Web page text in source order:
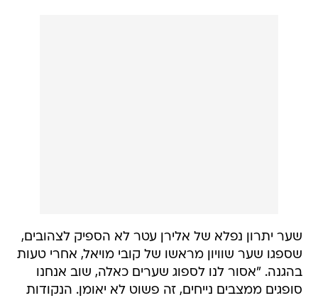
שער יתרון נפלא של אלירן עטר לא הספיק לצהובים,
שספגו שער שוויון מראשו של קובי מויאל, אחרי טעות
בהגנה. "אסור לנו לספוג שערים כאלה, שוב אנחנו
סופגים ממצבים נייחים, זה פשוט לא יאומן. הנקודות